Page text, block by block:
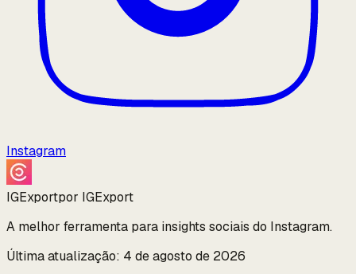
Instagram
IGExportpor IGExport
A melhor ferramenta para insights sociais do Instagram.
Última atualização: 4 de agosto de 2026